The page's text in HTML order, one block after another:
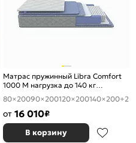
Матрас пружинный Libra Comfort
1000 M нагрузка до 140 кг
800x2000
80×20090×200120×200140×200+2
от 16 010₽
В корзину